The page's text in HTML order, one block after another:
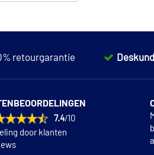
retourgarantie
7.4/10
door klanten